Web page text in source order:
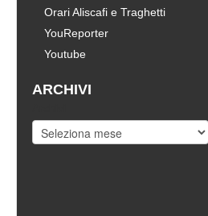
Orari Aliscafi e Traghetti
YouReporter
Youtube
ARCHIVI